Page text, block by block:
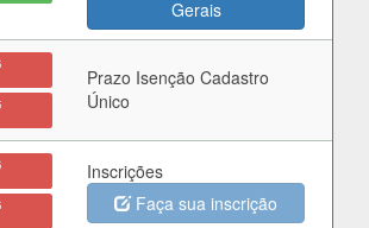
Gerais
Prazo Isenção Cadastro
Único
Inscrições
Faça sua inscrição